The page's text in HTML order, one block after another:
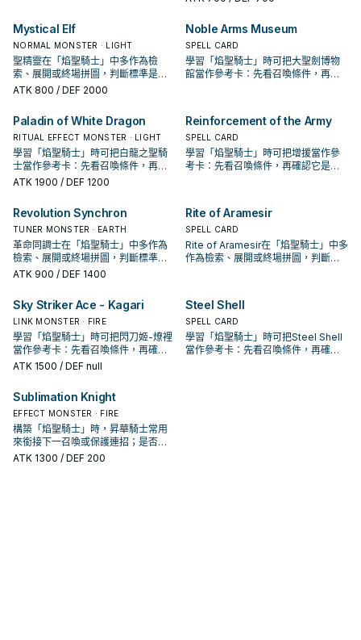
Mystical Elf
NORMAL MONSTER · LIGHT
聖精靈在「焰聖騎士」中多作為檢
索、展開或終場拼圖，判斷標準是它
出現在成功起手中的頻率。
ATK 800 / DEF 2000
Noble Arms Museum
SPELL CARD
學習「焰聖騎士」時可把大聖劍博物
館當作參考卡：先看召喚條件，再確
Paladin of White Dragon
RITUAL EFFECT MONSTER · LIGHT
學習「焰聖騎士」時可把白龍之聖騎
士當作參考卡：先看召喚條件，再確
認它是起手、展開還是收益卡。
ATK 1900 / DEF 1200
Reinforcement of the Army
SPELL CARD
學習「焰聖騎士」時可把增援當作參
考卡：先看召喚條件，再確認它是起
Revolution Synchron
TUNER MONSTER · EARTH
革命同調士在「焰聖騎士」中多作為
檢索、展開或終場拼圖，判斷標準是
它出現在成功起手中的頻率。
ATK 900 / DEF 1400
Rite of Aramesir
SPELL CARD
Rite of Aramesir在「焰聖騎士」中多
作為檢索、展開或終場拼圖，判斷標
Sky Striker Ace - Kagari
LINK MONSTER · FIRE
學習「焰聖騎士」時可把閃刀姬-燎裡
當作參考卡：先看召喚條件，再確認
它是起手、展開還是收益卡。
ATK 1500 / DEF null
Steel Shell
SPELL CARD
學習「焰聖騎士」時可把Steel Shell
當作參考卡：先看召喚條件，再確認
Sublimation Knight
EFFECT MONSTER · FIRE
構築「焰聖騎士」時，昇華騎士常用
來銜接下一召喚或保護連招；是否投
入取決於你的手坑／解場配置。
ATK 1300 / DEF 200